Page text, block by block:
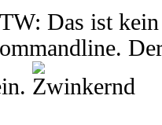
Das ist